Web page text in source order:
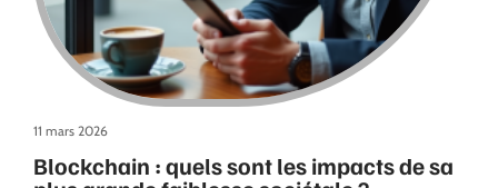
11 mars 2026
Blockchain : quels sont les impacts de sa